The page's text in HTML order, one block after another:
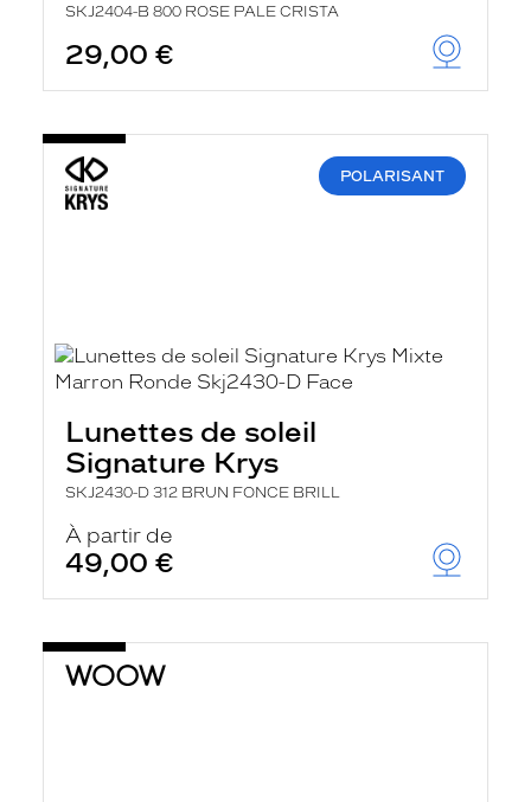
SKJ2404-B 800 ROSE PALE CRISTA
29,00 €
POLARISANT
Lunettes de soleil
Signature Krys
SKJ2430-D 312 BRUN FONCE BRILL
À partir de
49,00 €